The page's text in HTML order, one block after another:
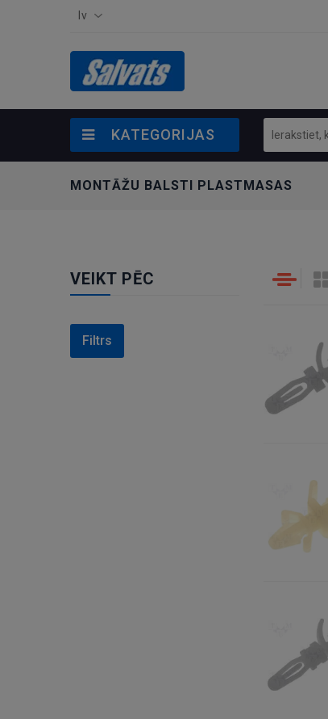
lv
KATEGORIJAS
MONTĀŽU BALSTI PLASTMASAS
VEIKT PĒC
Filtrs